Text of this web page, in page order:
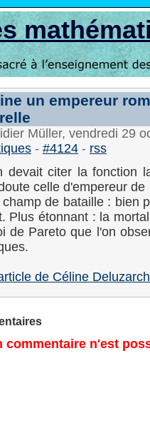
un empereur
Müller, vendredi 29
- #4124 - rss
devait citer la fonction
celle d'empereur
de bataille : bien
Plus étonnant : la
de Pareto que l'on
de Céline
commentaire n'est